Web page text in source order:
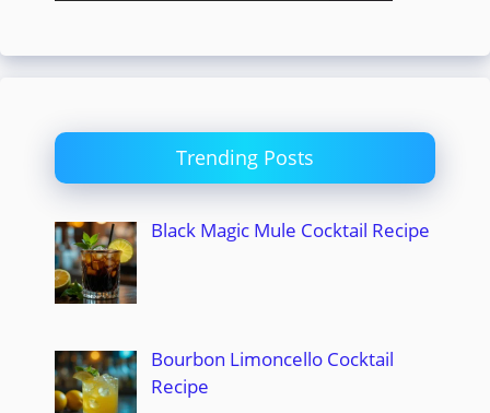
Trending Posts
Black Magic Mule Cocktail Recipe
Bourbon Limoncello Cocktail
Recipe